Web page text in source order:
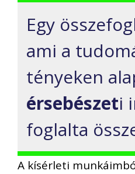
Egy
ami a
tényeken
érsebészeti
foglalta
A kísérleti